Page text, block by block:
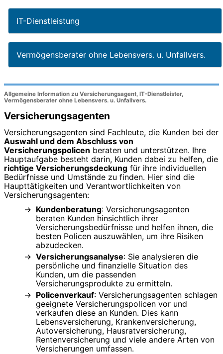
IT-Dienstleistung
Vermögensberater ohne Lebensvers. u. Unfallvers.
Allgemeine Information zu Versicherungsagent, IT-Dienstleister,
Vermögensberater ohne Lebensvers. u. Unfallvers.
Versicherungsagenten
Versicherungsagenten sind Fachleute, die Kunden bei der
Auswahl und dem Abschluss von
Versicherungspolicen beraten und unterstützen. Ihre
Hauptaufgabe besteht darin, Kunden dabei zu helfen, die
richtige Versicherungsdeckung für ihre individuellen
Bedürfnisse und Umstände zu finden. Hier sind die
Haupttätigkeiten und Verantwortlichkeiten von
Versicherungsagenten:
Kundenberatung: Versicherungsagenten
beraten Kunden hinsichtlich ihrer
Versicherungsbedürfnisse und helfen ihnen, die
besten Policen auszuwählen, um ihre Risiken
abzudecken.
Versicherungsanalyse: Sie analysieren die
persönliche und finanzielle Situation des
Kunden, um die passenden
Versicherungsprodukte zu ermitteln.
Policenverkauf: Versicherungsagenten schlagen
geeignete Versicherungspolicen vor und
verkaufen diese an Kunden. Dies kann
Lebensversicherung, Krankenversicherung,
Autoversicherung, Hausratversicherung,
Rentenversicherung und viele andere Arten von
Versicherungen umfassen.